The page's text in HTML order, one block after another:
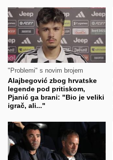
"Problemi" s novim brojem
Alajbegović zbog hrvatske
legende pod pritiskom,
Pjanić ga brani: "Bio je veliki
igrač, ali..."